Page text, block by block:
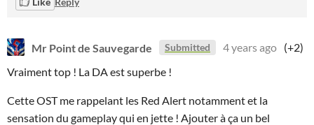
Mr Point de Sauvegarde Submitted 4 years ago (+2)
Vraiment top ! La DA est superbe !
Cette OST me rappelant les Red Alert notamment et la
sensation du gameplay qui en jette ! Ajouter à ça un bel